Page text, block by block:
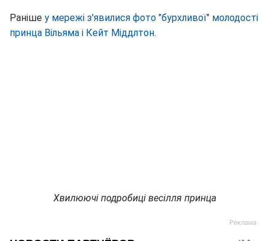
Раніше у мережі з'явилися фото "бурхливої" молодості
принца Вільяма і Кейт Міддлтон.
Хвилюючі подробиці весілля принца